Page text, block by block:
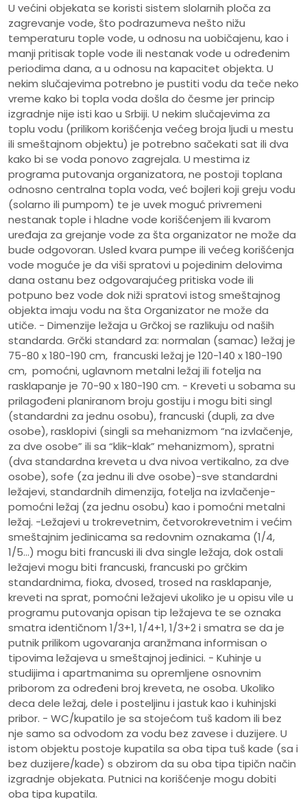
U većini objekata se koristi sistem slolarnih ploča za
zagrevanje vode, što podrazumeva nešto nižu
temperaturu tople vode, u odnosu na uobičajenu, kao i
manji pritisak tople vode ili nestanak vode u određenim
periodima dana, a u odnosu na kapacitet objekta. U
nekim slučajevima potrebno je pustiti vodu da teče neko
vreme kako bi topla voda došla do česme jer princip
izgradnje nije isti kao u Srbiji. U nekim slučajevima za
toplu vodu (prilikom korišćenja većeg broja ljudi u mestu
ili smeštajnom objektu) je potrebno sačekati sat ili dva
kako bi se voda ponovo zagrejala. U mestima iz
programa putovanja organizatora, ne postoji toplana
odnosno centralna topla voda, već bojleri koji greju vodu
(solarno ili pumpom) te je uvek moguć privremeni
nestanak tople i hladne vode korišćenjem ili kvarom
uređaja za grejanje vode za šta organizator ne može da
bude odgovoran. Usled kvara pumpe ili većeg korišćenja
vode moguće je da viši spratovi u pojedinim delovima
dana ostanu bez odgovarajućeg pritiska vode ili
potpuno bez vode dok niži spratovi istog smeštajnog
objekta imaju vodu na šta Organizator ne može da
utiče. - Dimenzije ležaja u Grčkoj se razlikuju od naših
standarda. Grčki standard za: normalan (samac) ležaj je
75-80 x 180-190 cm, francuski ležaj je 120-140 x 180-190
cm, pomoćni, uglavnom metalni ležaj ili fotelja na
rasklapanje je 70-90 x 180-190 cm. - Kreveti u sobama su
prilagođeni planiranom broju gostiju i mogu biti singl
(standardni za jednu osobu), francuski (dupli, za dve
osobe), rasklopivi (singli sa mehanizmom “na izvlačenje,
za dve osobe” ili sa “klik-klak” mehanizmom), spratni
(dva standardna kreveta u dva nivoa vertikalno, za dve
osobe), sofe (za jednu ili dve osobe)-sve standardni
ležajevi, standardnih dimenzija, fotelja na izvlačenje-
pomoćni ležaj (za jednu osobu) kao i pomoćni metalni
ležaj. -Ležajevi u trokrevetnim, četvorokrevetnim i većim
smeštajnim jedinicama sa redovnim oznakama (1/4,
1/5…) mogu biti francuski ili dva single ležaja, dok ostali
ležajevi mogu biti francuski, francuski po grčkim
standardnima, fioka, dvosed, trosed na rasklapanje,
kreveti na sprat, pomoćni ležajevi ukoliko je u opisu vile u
programu putovanja opisan tip ležajeva te se oznaka
smatra identičnom 1/3+1, 1/4+1, 1/3+2 i smatra se da je
putnik prilikom ugovaranja aranžmana informisan o
tipovima ležajeva u smeštajnoj jedinici. - Kuhinje u
studijima i apartmanima su opremljene osnovnim
priborom za određeni broj kreveta, ne osoba. Ukoliko
deca dele ležaj, dele i posteljinu i jastuk kao i kuhinjski
pribor. - WC/kupatilo je sa stojećom tuš kadom ili bez
nje samo sa odvodom za vodu bez zavese i duzijere. U
istom objektu postoje kupatila sa oba tipa tuš kade (sa i
bez duzijere/kade) s obzirom da su oba tipa tipičn način
izgradnje objekata. Putnici na korišćenje mogu dobiti
oba tipa kupatila.